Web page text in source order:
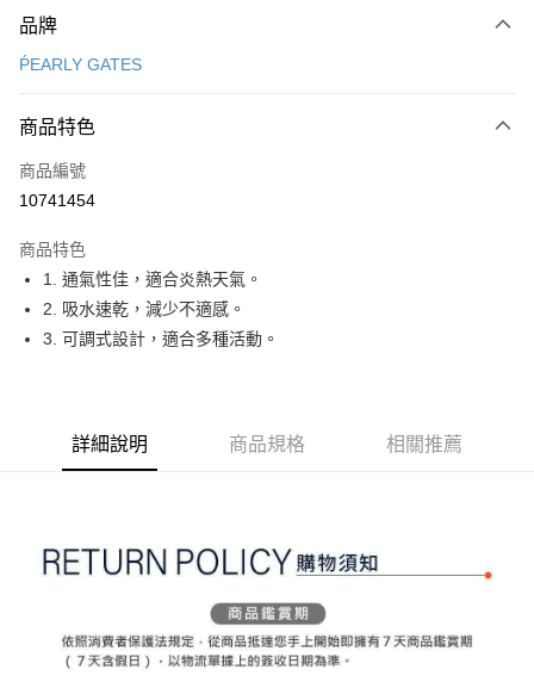
信用卡一次付款
LINE Pay
Apple Pay
悠遊付
大哥付你分期
相關說明
成交易。
3.實際核准額度、可分期數及費用金額請依後續交易確認頁面所載為準。
【繳款方式說明】
1.分期款項不併入電信帳單，「大哥付你分期」於每月結算日後寄送繳費提
2.透過簡訊連結打開帳單後，可選擇「超商條碼／台灣大直營門市／銀行轉
帳／街口支付／iPASS MONEY」等通路繳費。
【關於「AFTEE先享後付」】
AFTEE先享後付是「在收到商品之後才付款」的支付方式。 讓您購物簡單
１．於結帳方式選擇「AFTEE先享後付」後，將跳轉至「AFTEE先享後付」
結帳頁面，進行簡訊認證並確認金額後，即可完成結帳。
２．訂單成立數日內，您將收到繳費通知簡訊。
３．收到繳費通知簡訊後14天內，點擊此簡訊中的連結，可透過四大超商／
ATM付款
全家取貨付款
免運費
免運費
品牌
ṔEARLY GATES
商品特色
商品編號
10741454
商品特色
1. 通氣性佳，適合炎熱天氣。
2. 吸水速乾，減少不適感。
3. 可調式設計，適合多種活動。
詳細說明 商品規格 相關推薦